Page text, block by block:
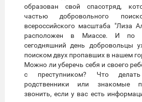
образован свой спасотряд,
частью добровольного
всероссийского масштаба "Лиза
расположен в Миассе. И по
сегодняшний день добровольцы
поиском двух пропавших в нашем
Можно ли уберечь себя и своего
с преступником? Что
родственники или знакомые
звонить, если у вас есть